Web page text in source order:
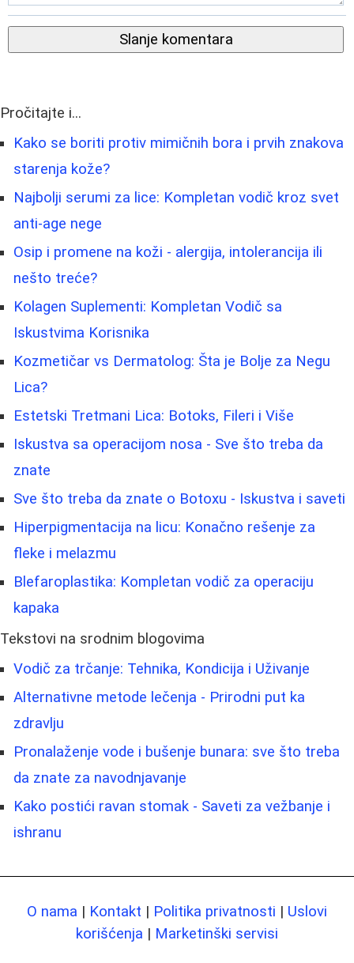
Slanje komentara
Pročitajte i...
Kako se boriti protiv mimičnih bora i prvih znakova
starenja kože?
Najbolji serumi za lice: Kompletan vodič kroz svet
anti-age nege
Osip i promene na koži - alergija, intolerancija ili
nešto treće?
Kolagen Suplementi: Kompletan Vodič sa
Iskustvima Korisnika
Kozmetičar vs Dermatolog: Šta je Bolje za Negu
Lica?
Estetski Tretmani Lica: Botoks, Fileri i Više
Iskustva sa operacijom nosa - Sve što treba da
znate
Sve što treba da znate o Botoxu - Iskustva i saveti
Hiperpigmentacija na licu: Konačno rešenje za
fleke i melazmu
Blefaroplastika: Kompletan vodič za operaciju
kapaka
Tekstovi na srodnim blogovima
Vodič za trčanje: Tehnika, Kondicija i Uživanje
Alternativne metode lečenja - Prirodni put ka
zdravlju
Pronalaženje vode i bušenje bunara: sve što treba
da znate za navodnjavanje
Kako postići ravan stomak - Saveti za vežbanje i
ishranu
O nama | Kontakt | Politika privatnosti | Uslovi
korišćenja | Marketinški servisi